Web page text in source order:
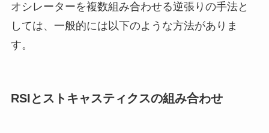
オシレーターを複数組み合わせる逆張りの手法と
しては、一般的には以下のような方法がありま
す。
RSIとストキャスティクスの組み合わせ